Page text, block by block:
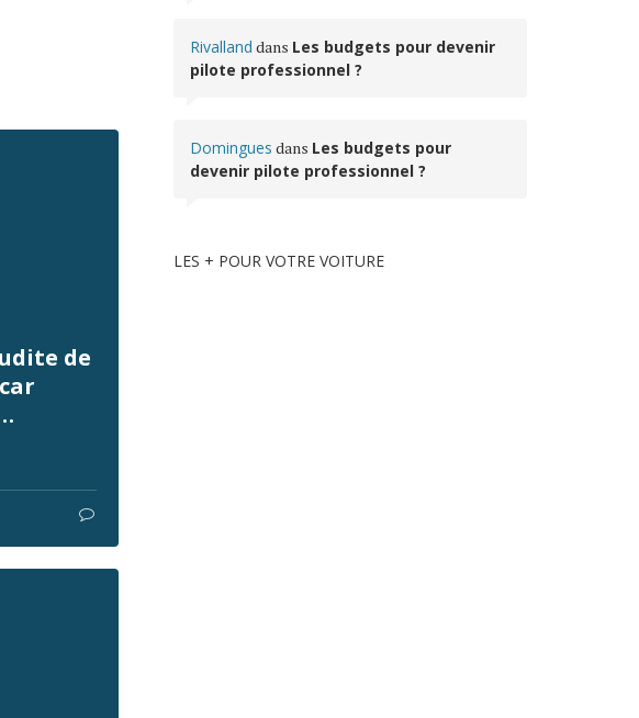
de
Rivalland dans Les budgets pour devenir
pilote professionnel ?
Domingues dans Les budgets pour
devenir pilote professionnel ?
LES + POUR VOTRE VOITURE